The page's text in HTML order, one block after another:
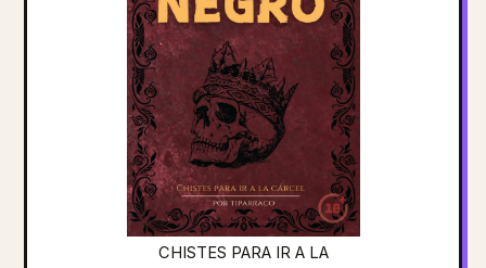
CHISTES PARA IR A LA